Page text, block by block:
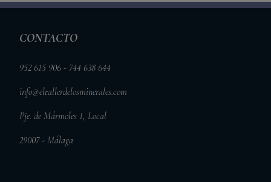
CONTACTO
952 615 906 - 744 638 644
info@eltallerdelosminerales.com
Pje. de Mármoles 1, Local
29007 - Málaga